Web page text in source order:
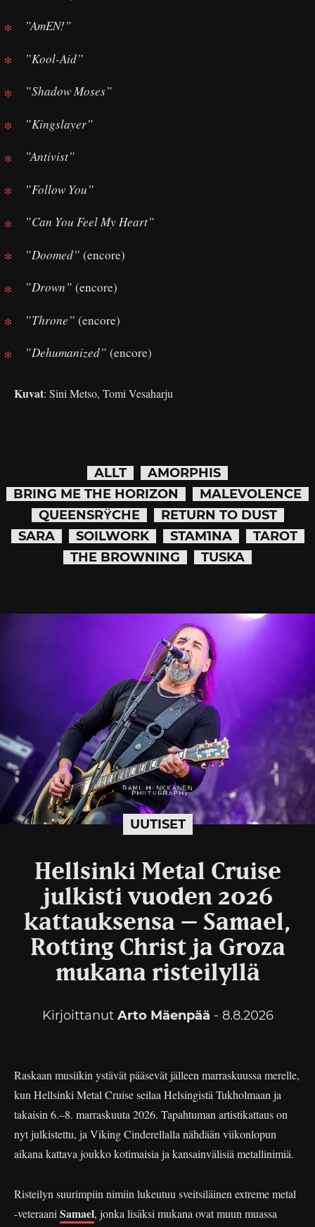
”AmEN!”
”Kool-Aid”
”Shadow Moses”
”Kingslayer”
”Antivist”
”Follow You”
”Can You Feel My Heart”
”Doomed” (encore)
”Drown” (encore)
”Throne” (encore)
”Dehumanized” (encore)
Kuvat: Sini Metso, Tomi Vesaharju
ALLT
AMORPHIS
BRING ME THE HORIZON
MALEVOLENCE
QUEENSRŸCHE
RETURN TO DUST
SARA
SOILWORK STAM1NA
TAROT
THE BROWNING
TUSKA
UUTISET
Hellsinki Metal Cruise
julkisti vuoden 2026
kattauksensa – Samael,
Rotting Christ ja Groza
mukana risteilyllä
Kirjoittanut Arto Mäenpää - 8.8.2026
Raskaan musiikin ystävät pääsevät jälleen marraskuussa merelle,
kun Hellsinki Metal Cruise seilaa Helsingistä Tukholmaan ja
takaisin 6.–8. marraskuuta 2026. Tapahtuman artistikattaus on
nyt julkistettu, ja Viking Cinderellalla nähdään viikonlopun
aikana kattava joukko kotimaisia ja kansainvälisiä metallinimiä.
Risteilyn suurimpiin nimiin lukeutuu sveitsiläinen extreme metal
-veteraaniSamael, jonka lisäksi mukana ovat muun muassa